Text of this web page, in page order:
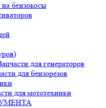
на бензокосы
для генераторов
для бензорезов
для мототехники